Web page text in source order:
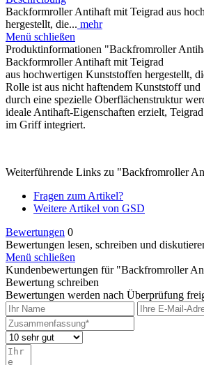
Backformroller Antihaft mit Teigrad aus
hergestellt, die... mehr
Menü schließen
Produktinformationen "Backfromroller
Backformroller Antihaft mit Teigrad
aus hochwertigen Kunststoffen hergestellt,
Rolle ist aus nicht haftendem Kunststoff und
durch eine spezielle Oberflächenstruktur
ideale Antihaft-Eigenschaften erzielt,
im Griff integriert.
Weiterführende Links zu "Backfromroller
Fragen zum Artikel?
Weitere Artikel von GSD
Bewertungen 0
Bewertungen lesen, schreiben und
Menü schließen
Kundenbewertungen für "Backfromroller
Bewertung schreiben
Bewertungen werden nach Überprüfung